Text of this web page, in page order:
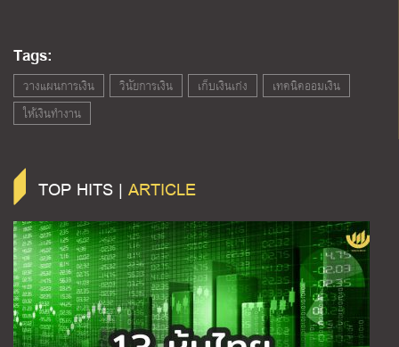
Tags:
วางแผนการเงิน วินัยการเงิน เก็บเงินเก่ง
เทคนิคออมเงิน
ให้เงินทำงาน
TOP HITS | ARTICLE